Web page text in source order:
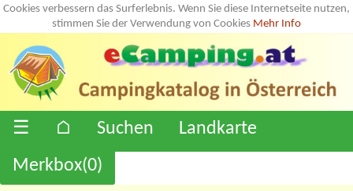
Cookies verbessern das Surferlebnis. Wenn Sie diese Internetseite nutzen,
stimmen Sie der Verwendung von Cookies Mehr Info
☰ ⌂ Suchen
Landkarte
Merkbox(0)